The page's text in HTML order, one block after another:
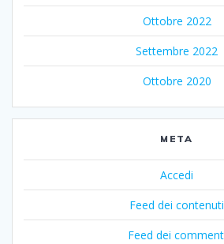
Ottobre 2022
Settembre 2022
Ottobre 2020
META
Accedi
Feed dei contenuti
Feed dei